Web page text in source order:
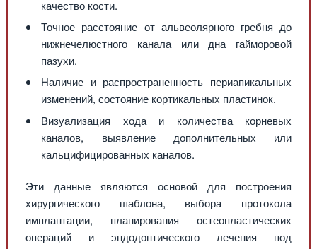
качество кости.
Точное расстояние от альвеолярного гребня до
нижнечелюстного канала или дна гайморовой
пазухи.
Наличие и распространенность периапикальных
изменений, состояние кортикальных пластинок.
Визуализация хода и количества корневых
каналов, выявление дополнительных или
кальцифицированных каналов.
Эти данные являются основой для построения
хирургического шаблона, выбора протокола
имплантации, планирования остеопластических
операций и эндодонтического лечения под